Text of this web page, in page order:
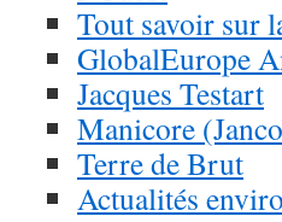
Tout savoir sur
GlobalEurope
Jacques Testart
Manicore
Terre de Brut
Actualités